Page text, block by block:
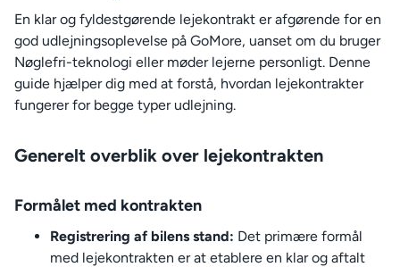
En klar og fyldestgørende lejekontrakt er afgørende for en
god udlejningsoplevelse på GoMore, uanset om du bruger
Nøglefri-teknologi eller møder lejerne personligt. Denne
guide hjælper dig med at forstå, hvordan lejekontrakter
fungerer for begge typer udlejning.
Generelt overblik over lejekontrakten
Formålet med kontrakten
Registrering af bilens stand: Det primære formål
med lejekontrakten er at etablere en klar og aftalt